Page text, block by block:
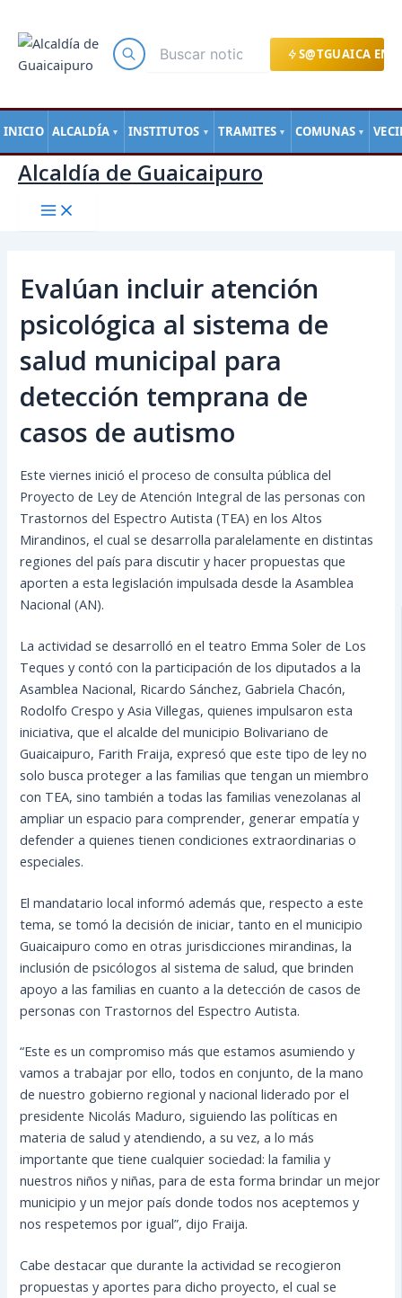
S@TGUAICA EN
INICIO ALCALDÍA ▼ INSTITUTOS ▼ TRAMITES ▼ COMUNAS ▼
contenido
Alcaldía de Guaicaipuro
Evalúan incluir atención
psicológica al sistema de
salud municipal para
detección temprana de
casos de autismo
Este viernes inició el proceso de consulta pública del
Proyecto de Ley de Atención Integral de las personas con
Trastornos del Espectro Autista (TEA) en los Altos
Mirandinos, el cual se desarrolla paralelamente en distintas
regiones del país para discutir y hacer propuestas que
aporten a esta legislación impulsada desde la Asamblea
Nacional (AN).
La actividad sedesarrolló en el teatro Emma Soler de Los
Teques y contó con la participación de los diputados a la
Asamblea Nacional, Ricardo Sánchez, Gabriela Chacón,
Rodolfo Crespo y Asia Villegas, quienes impulsaron esta
iniciativa, que el alcalde del municipio Bolivariano de
Guaicaipuro, Farith Fraija, expresó que este tipo de ley no
solo busca proteger a las familias que tengan un miembro
con TEA, sino también a todas las familias venezolanas al
ampliar un espacio para comprender, generar empatía y
defender a quienes tienen condiciones extraordinarias o
especiales.
El mandatario local informó además que, respecto a este
tema, se tomó la decisión de iniciar, tanto en el municipio
Guaicaipuro como en otras jurisdicciones mirandinas, la
inclusión de psicólogos al sistema de salud, que brinden
apoyo a las familias en cuanto a la detección de casos de
personas con Trastornos del Espectro Autista.
“Este es un compromiso más que estamos asumiendo y
vamos a trabajar por ello, todos en conjunto, de la mano
de nuestro gobierno regional y nacional liderado por el
presidente Nicolás Maduro, siguiendo las políticas en
materia de salud y atendiendo, a su vez, a lo más
importante que tiene cualquier sociedad: la familia y
nuestros niños y niñas, para de esta forma brindar un mejor
municipio y un mejor país donde todos nos aceptemos y
nos respetemos por igual”, dijo Fraija.
Cabe destacar que durante la actividad se recogieron
propuestas y aportes para dicho proyecto, el cual se
de
entradas